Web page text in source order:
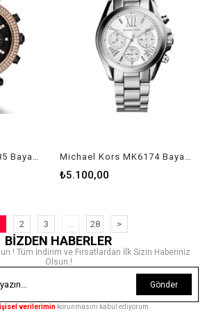
Michael Kors MK5885 Bayan Kol Saati Michael Kors MK6174 Bayan Kol Saati
₺5.100,00
2 3 ... 28 >
BİZDEN HABERLER
! Tüm İndirim ve Fırsatlardan İlk Sizin Haberiniz
Olsun !
Gönder
verilerimin korunmasını kabul ediyorum.